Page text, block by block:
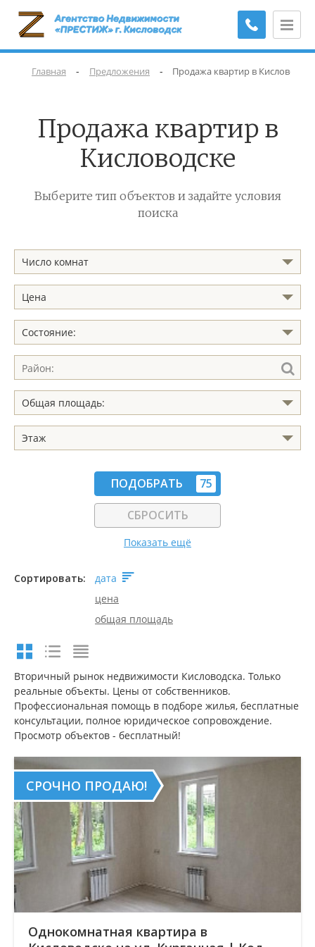
Главная - Предложения - Продажа квартир в Кисловодске
Продажа квартир в
Кисловодске
Выберите тип объектов и задайте условия
поиска
Число комнат
Цена
Состояние:
Общая площадь:
Этаж
ПОДОБРАТЬ 75
СБРОСИТЬ
Показать ещё
Сортировать:
дата
цена
общая площадь
Вторичный рынок недвижимости Кисловодска. Только
реальные объекты. Цены от собственников.
Профессиональная помощь в подборе жилья, бесплатные
консультации, полное юридическое сопровождение.
Просмотр объектов - бесплатный!
СРОЧНО ПРОДАЮ!
Однокомнатная квартира в